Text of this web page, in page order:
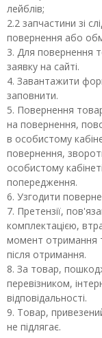
лейблів;
2.2 запчастини зі
повернення або
3. Для повернення
заявку на сайті.
4. Завантажити
заповнити.
5. Повернення
на повернення,
в особистому
повернення,
особистому
попередження.
6. Узгодити
7. Претензії,
комплектацією,
момент отримання
після отримання.
8. За товар,
перевізником,
відповідальності.
9. Товар,
не підлягає.